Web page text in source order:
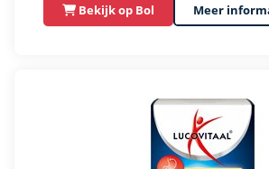
Bekijk op Bol Meer